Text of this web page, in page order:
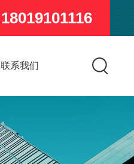
18019101116
联系我们